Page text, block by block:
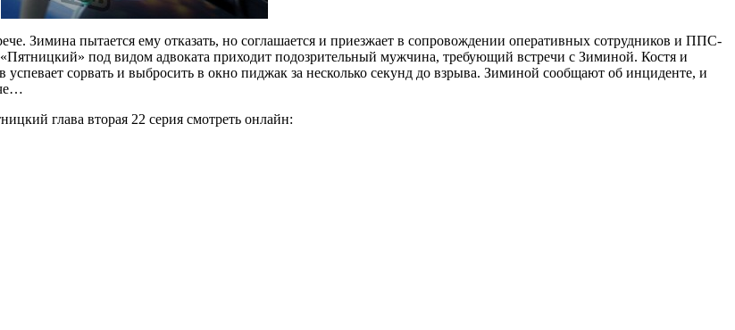
Зимина пытается ему отказать, но соглашается и приезжает в сопровождении оперативных сотрудников и ППС-
под видом адвоката приходит подозрительный мужчина, требующий встречи с Зиминой. Костя и
сорвать и выбросить в окно пиджак за несколько секунд до взрыва. Зиминой сообщают об инциденте, и
глава вторая 22 серия смотреть онлайн: